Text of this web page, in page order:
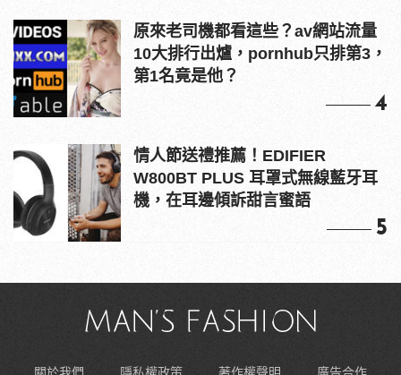
原來老司機都看這些？av網站流量
10大排行出爐，pornhub只排第3，
第1名竟是他？
4
情人節送禮推薦！EDIFIER
W800BT PLUS 耳罩式無線藍牙耳
機，在耳邊傾訴甜言蜜語
5